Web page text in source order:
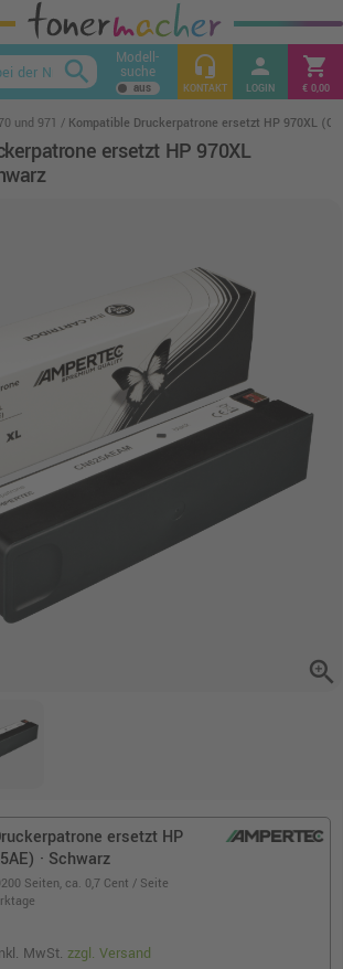
keyboard_arrow_up
search Modell-
suche headset_mic
KONTAKT
person
LOGIN
shopping_cart
€ 0,00
und 971 Kompatible Druckerpatrone ersetzt HP 970XL
ersetzt HP 970XL
zoom_in
ersetzt HP
· Schwarz
Seiten, ca. 0,7 Cent / Seite
MwSt.zzgl. Versand